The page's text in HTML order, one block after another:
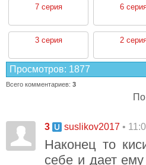
7 серия 6
3 серия 2
Просмотров: 1877
Всего комментариев: 3
3 suslikov2017 •
Наконец то
себе и дает